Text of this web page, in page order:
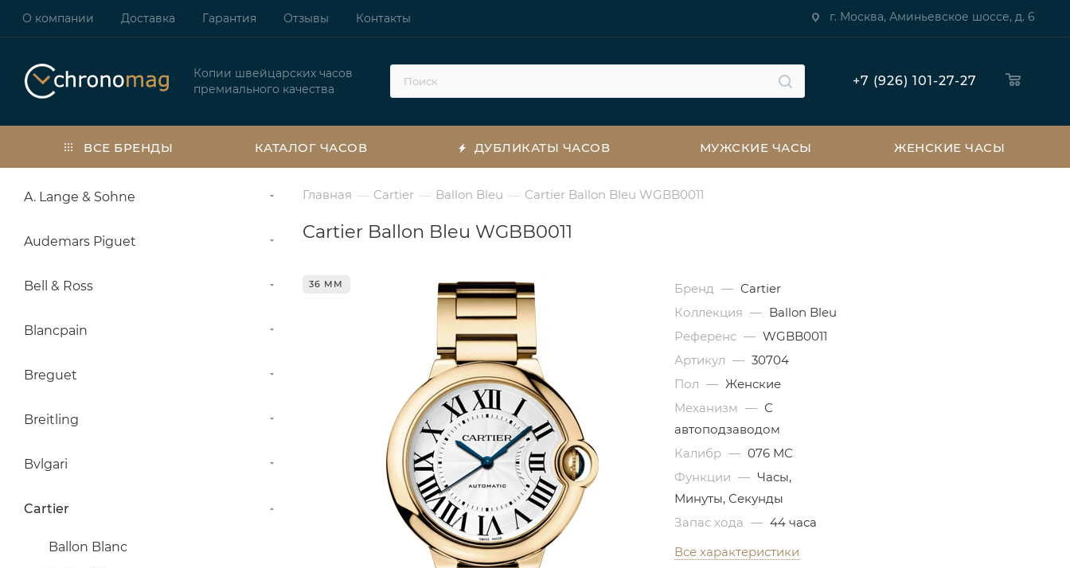
О компании Доставка Гарантия Отзывы Контакты г. Москва, Аминьевское шоссе, д. 6
Копии швейцарских часов
премиального качества
+7 (926) 101-27-27
ВСЕ БРЕНДЫ КАТАЛОГ ЧАСОВ ДУБЛИКАТЫ ЧАСОВ МУЖСКИЕ ЧАСЫ ЖЕНСКИЕ ЧАСЫ
Главная — Cartier — Ballon Bleu — Cartier Ballon Bleu WGBB0011
Cartier Ballon Bleu WGBB0011
36 ММ Бренд — Cartier
Коллекция — Ballon Bleu
Референс — WGBB0011
Артикул — 30704
Пол — Женские
Механизм — С
автоподзаводом
Калибр — 076 MC
Функции — Часы,
Минуты, Секунды
Запас хода — 44 часа
Все характеристики
A. Lange & Sohne
Audemars Piguet
Bell & Ross
Blancpain
Breguet
Breitling
Bvlgari
Cartier
Ballon Blanc